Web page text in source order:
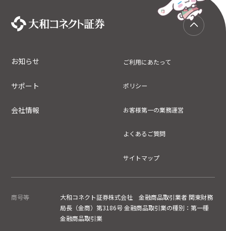
お知らせ
サポート
会社情報
ご利用にあたって
ポリシー
お客様第一の業務運営
よくあるご質問
サイトマップ
商号等
大和コネクト証券株式会社 金融商品取引業者 関東財務
局長（金商）第3186号 金融商品取引業の種別：第一種
金融商品取引業